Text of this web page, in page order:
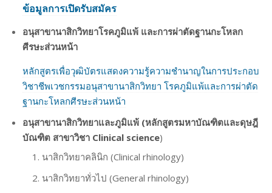
ข้อมูลการเปิดรับสมัคร
อนุสาขานาสิกวิทยาโรคภูมิแพ้ และการผ่าตัดฐานกะโหลก
ศีรษะส่วนหน้า
หลักสูตรเพื่อวุฒิบัตรแสดงความรู้ความชํานาญในการประกอบ
วิชาชีพเวชกรรมอนุสาขานาสิกวิทยา โรคภูมิแพ้และการผ่าตัด
ฐานกะโหลกศีรษะส่วนหน้า
อนุสาขานาสิกวิทยาและภูมิแพ้ (หลักสูตรมหาบัณฑิตและดุษฎี
บัณฑิต สาขาวิชา Clinical science)
นาสิกวิทยาคลินิก (Clinical rhinology)
นาสิกวิทยาทั่วไป (General rhinology)